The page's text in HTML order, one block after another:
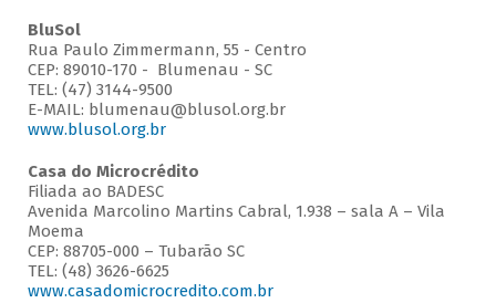
BluSol
Rua Paulo Zimmermann, 55 - Centro
CEP: 89010-170 - Blumenau - SC
TEL: (47) 3144-9500
E-MAIL: blumenau@blusol.org.br
www.blusol.org.br
Casa do Microcrédito
Filiada ao BADESC
Avenida Marcolino Martins Cabral, 1.938 – sala A – Vila
Moema
CEP: 88705-000 – Tubarão SC
TEL: (48) 3626-6625
www.casadomicrocredito.com.br